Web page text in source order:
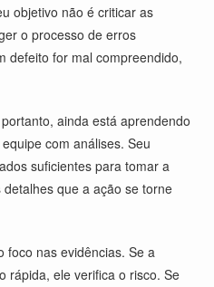
objetivo não é criticar as
o processo de erros
defeito for mal compreendido,
ainda está aprendendo
com análises. Seu
suficientes para tomar a
que a ação se torne
foco nas evidências. Se a
rápida, ele verifica o risco. Se